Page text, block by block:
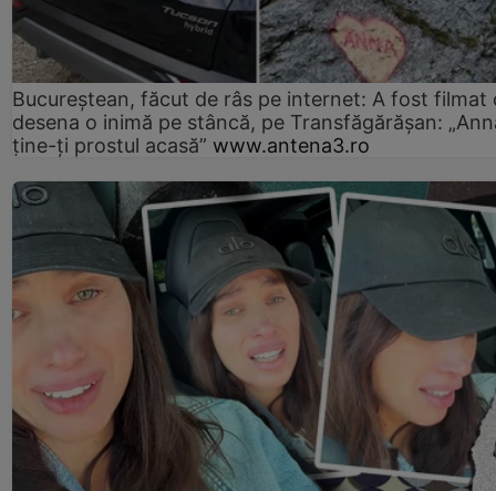
Bucureștean, făcut de râs pe internet: A fost filmat
desena o inimă pe stâncă, pe Transfăgărășan:
ține-ți prostul acasă” www.antena3.ro